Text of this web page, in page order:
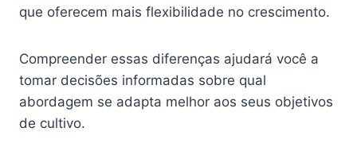
que oferecem mais flexibilidade no crescimento.
Compreender essas diferenças ajudará você a
tomar decisões informadas sobre qual
abordagem se adapta melhor aos seus objetivos
de cultivo.